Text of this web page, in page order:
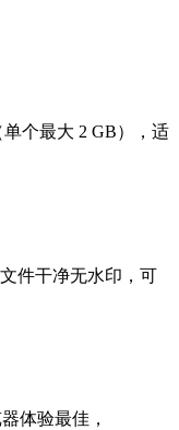
个最大 2 GB），适
件干净无水印，可
体验最佳，